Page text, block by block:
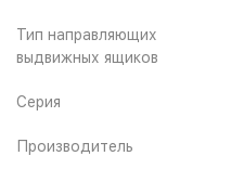
Тип направляющих
выдвижных ящиков
Серия
Производитель